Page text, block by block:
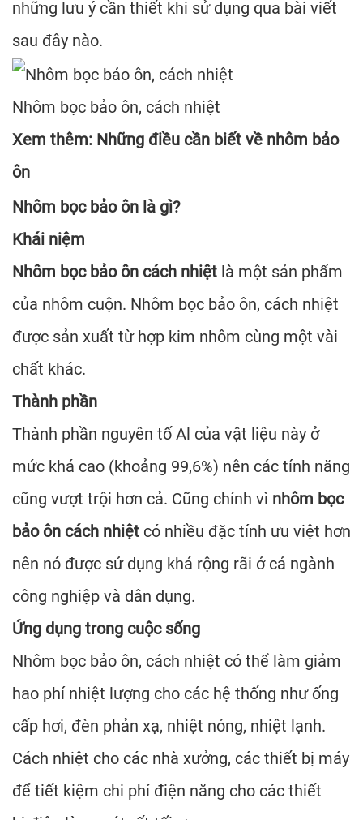
những lưu ý cần thiết khi sử dụng qua bài viết
sau đây nào.
Nhôm bọc bảo ôn, cách nhiệt
Xem thêm: Những điều cần biết về nhôm bảo
ôn
Nhôm bọc bảo ôn là gì?
Khái niệm
Nhôm bọc bảo ôn cách nhiệt là một sản phẩm
của nhôm cuộn. Nhôm bọc bảo ôn, cách nhiệt
được sản xuất từ hợp kim nhôm cùng một vài
chất khác.
Thành phần
Thành phần nguyên tố Al của vật liệu này ở
mức khá cao (khoảng 99,6%) nên các tính năng
cũng vượt trội hơn cả. Cũng chính vì nhôm bọc
bảo ôn cách nhiệt có nhiều đặc tính ưu việt hơn
nên nó được sử dụng khá rộng rãi ở cả ngành
công nghiệp và dân dụng.
Ứng dụng trong cuộc sống
Nhôm bọc bảo ôn, cách nhiệt có thể làm giảm
hao phí nhiệt lượng cho các hệ thống như ống
cấp hơi, đèn phản xạ, nhiệt nóng, nhiệt lạnh.
Cách nhiệt cho các nhà xưởng, các thiết bị máy
để tiết kiệm chi phí điện năng cho các thiết